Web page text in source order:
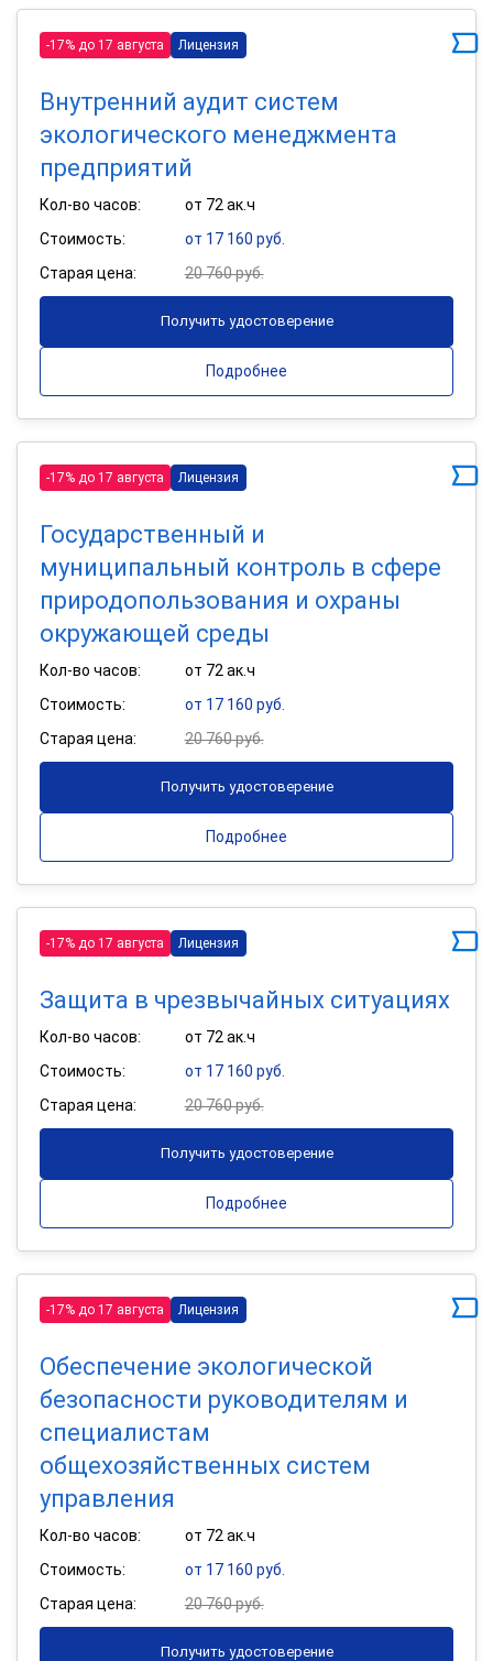
-17% до 17 августа Лицензия
Внутренний аудит систем
экологического менеджмента
предприятий
Кол-во часов:
от 72 ак.ч
Стоимость:
от 17 160 руб.
Старая цена:
20 760 руб.
Получить удостоверение
Подробнее
-17% до 17 августа Лицензия
Государственный и
муниципальный контроль в сфере
природопользования и охраны
окружающей среды
Кол-во часов:
от 72 ак.ч
Стоимость:
от 17 160 руб.
Старая цена:
20 760 руб.
Получить удостоверение
Подробнее
-17% до 17 августа Лицензия
Защита в чрезвычайных ситуациях
Кол-во часов:
от 72 ак.ч
Стоимость:
от 17 160 руб.
Старая цена:
20 760 руб.
Получить удостоверение
Подробнее
-17% до 17 августа Лицензия
Обеспечение экологической
безопасности руководителям и
специалистам
общехозяйственных систем
управления
Кол-во часов:
от 72 ак.ч
Стоимость:
от 17 160 руб.
Старая цена:
20 760 руб.
Получить удостоверение